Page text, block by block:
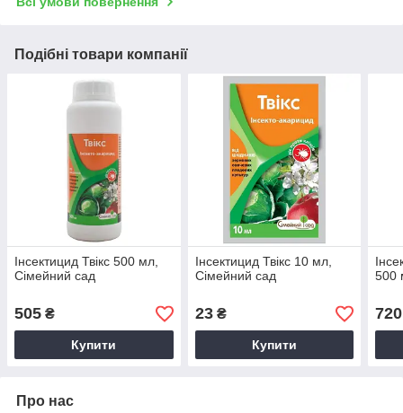
Подібні товари компанії
Інсектицид Твікс 500 мл,
Сімейний сад
505 ₴
Купити
Інсектицид Твікс 10 мл,
Сімейний сад
23₴
Купити
500
720
Про нас